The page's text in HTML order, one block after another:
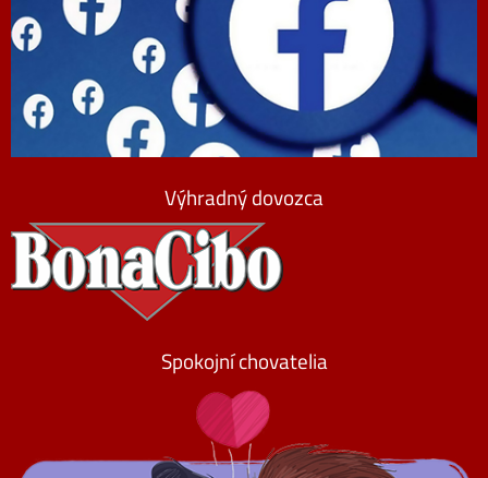
Výhradný dovozca
Spokojní chovatelia